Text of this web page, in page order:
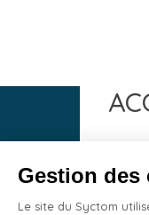
Gestion des
Le site du Syctom
Espace Presse